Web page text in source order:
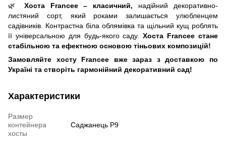
🌿 Хоста Francee – класичний, надійний декоративно-
листяний сорт, який роками залишається улюбленцем
садівників. Контрастна біла облямівка та щільний кущ роблять
її універсальною для будь-якого саду.Хоста Francee стане
стабільною та ефектною основою тіньових композицій!
Замовляйте хосту Francee вже зараз з доставкою по
Україні та створіть гармонійний декоративний сад!
Характеристики
Размер
контейнера
хосты
Саджанець Р9